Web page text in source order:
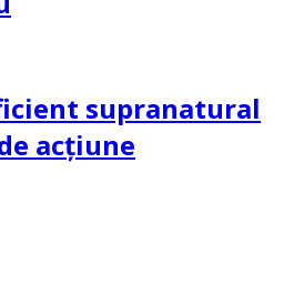
supranatural
acțiune